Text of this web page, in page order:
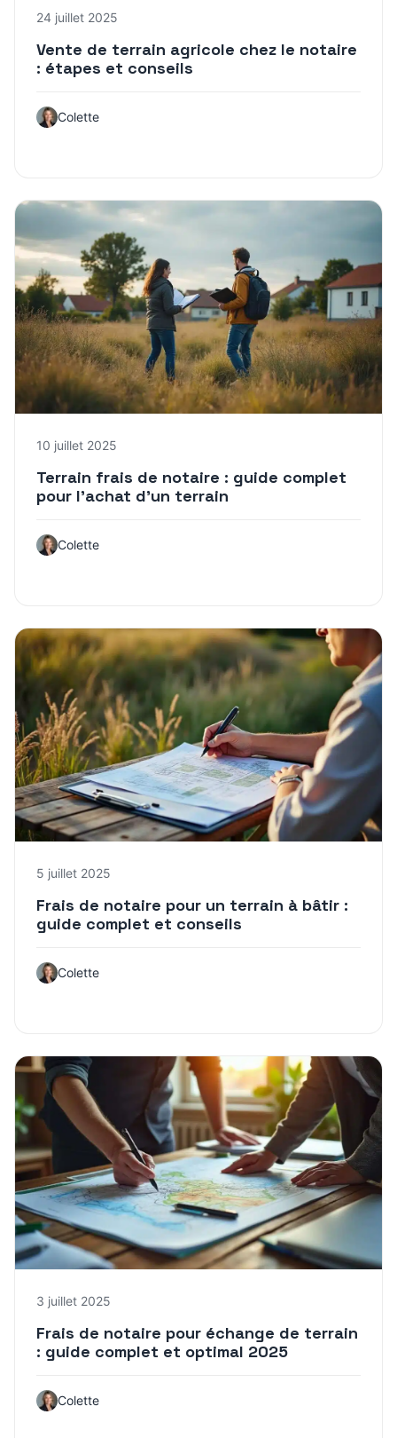
24 juillet 2025
Vente de terrain agricole chez le notaire
: étapes et conseils
Colette
10 juillet 2025
Terrain frais de notaire : guide complet
pour l’achat d’un terrain
Colette
5 juillet 2025
Frais de notaire pour un terrain à bâtir :
guide complet et conseils
Colette
3 juillet 2025
Frais de notaire pour échange de terrain
: guide complet et optimal 2025
Colette